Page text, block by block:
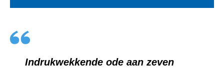
Indrukwekkende ode aan zeven